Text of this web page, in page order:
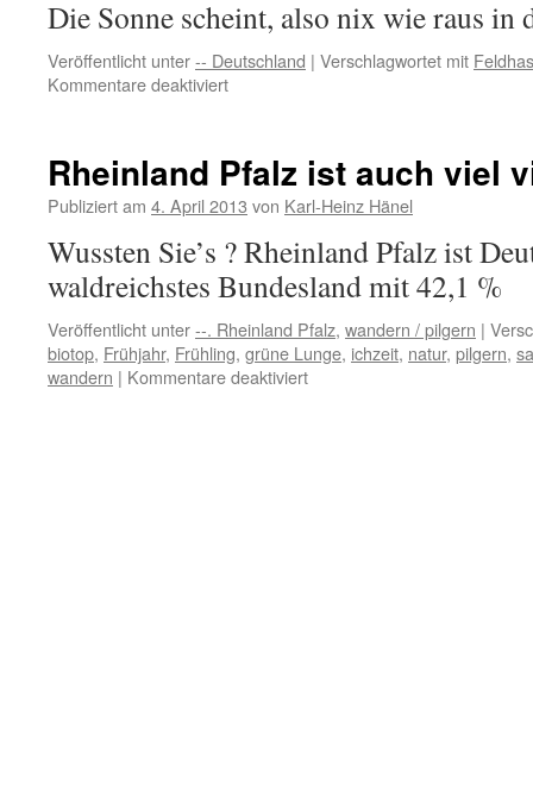
Süd
Frankreich
Die Sonne scheint, also nix wie raus in
Veröffentlicht unter-- Deutschland | Verschlagwortet mit
Kommentare deaktiviertfür
Rheinland Pfalz ist auch viel
Publiziert am 4. April 2013 von Karl-Heinz Hänel
Wussten Sie’s ? Rheinland Pfalz ist
waldreichstes Bundesland mit 42,1 %
Veröffentlicht unter--. Rheinland Pfalz, wandern / pilgern |
biotop, Frühjahr, Frühling, grüne Lunge, ichzeit, natur, pilgern,
wandern | Kommentare deaktiviertfür